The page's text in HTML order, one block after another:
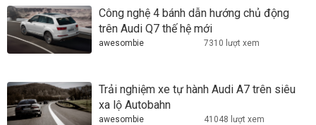
Công nghệ 4 bánh dẫn hướng chủ động
trên Audi Q7 thế hệ mới
awesombie 7310 lượt xem
Trải nghiệm xe tự hành Audi A7 trên siêu
xa lộ Autobahn
awesombie 41048 lượt xem